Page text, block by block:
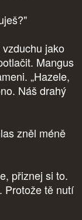
jako
Mangus
„Hazele,
Náš drahý
zněl méně
přiznej si to.
Protože tě nutí